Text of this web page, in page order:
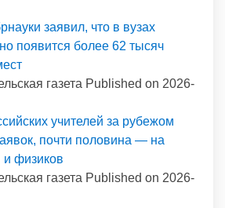
заявил, что в вузах
появится более 62 тысяч
газета Published on 2026-
учителей за рубежом
почти половина — на
и физиков
газета Published on 2026-